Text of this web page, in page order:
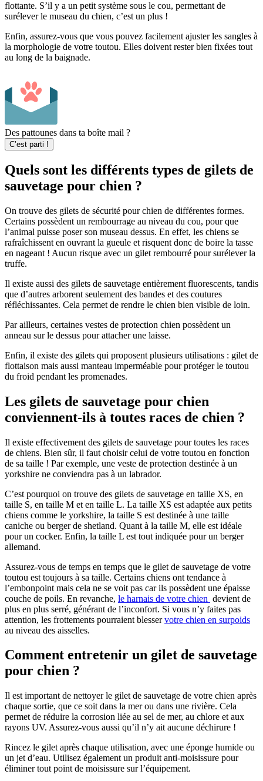
flottante. S’il y a un petit système sous le cou, permettant de
surélever le museau du chien, c’est un plus !
Enfin, assurez-vous que vous pouvez facilement ajuster les sangles à
la morphologie de votre toutou. Elles doivent rester bien fixées tout
au long de la baignade.
Des pattounes dans ta boîte mail ?
C’est parti !
Quels sont les différents types de gilets de
sauvetage pour chien ?
On trouve des gilets de sécurité pour chien de différentes formes.
Certains possèdent un rembourrage au niveau du cou, pour que
l’animal puisse poser son museau dessus. En effet, les chiens se
rafraîchissent en ouvrant la gueule et risquent donc de boire la tasse
en nageant ! Aucun risque avec un gilet rembourré pour surélever la
truffe.
Il existe aussi des gilets de sauvetage entièrement fluorescents, tandis
que d’autres arborent seulement des bandes et des coutures
réfléchissantes. Cela permet de rendre le chien bien visible de loin.
Par ailleurs, certaines vestes de protection chien possèdent un
anneau sur le dessus pour attacher une laisse.
Enfin, il existe des gilets qui proposent plusieurs utilisations : gilet de
flottaison mais aussi manteau imperméable pour protéger le toutou
du froid pendant les promenades.
Les gilets de sauvetage pour chien
conviennent-ils à toutes races de chien ?
Il existe effectivement des gilets de sauvetage pour toutes les races
de chiens. Bien sûr, il faut choisir celui de votre toutou en fonction
de sa taille ! Par exemple, une veste de protection destinée à un
yorkshire ne conviendra pas à un labrador.
C’est pourquoi on trouve des gilets de sauvetage en taille XS, en
taille S, en taille M et en taille L. La taille XS est adaptée aux petits
chiens comme le yorkshire, la taille S est destinée à une taille
caniche ou berger de shetland. Quant à la taille M, elle est idéale
pour un cocker. Enfin, la taille L est tout indiquée pour un berger
allemand.
Assurez-vous de temps en temps que le gilet de sauvetage de votre
toutou est toujours à sa taille. Certains chiens ont tendance à
l’embonpoint mais cela ne se voit pas car ils possèdent une épaisse
couche de poils. En revanche, le harnais de votre chien devient de
plus en plus serré, générant de l’inconfort. Si vous n’y faites pas
attention, les frottements pourraient blesservotre chien en surpoids
au niveau des aisselles.
Comment entretenir un gilet de sauvetage
pour chien ?
Il est important de nettoyer le gilet de sauvetage de votre chien après
chaque sortie, que ce soit dans la mer ou dans une rivière. Cela
permet de réduire la corrosion liée au sel de mer, au chlore et aux
rayons UV. Assurez-vous aussi qu’il n’y ait aucune déchirure !
Rincez le gilet après chaque utilisation, avec une éponge humide ou
un jet d’eau. Utilisez également un produit anti-moisissure pour
éliminer tout point de moisissure sur l’équipement.